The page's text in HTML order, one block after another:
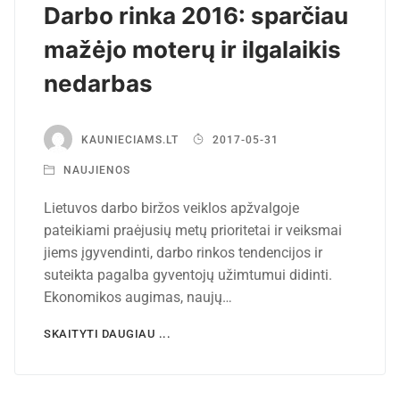
Darbo rinka 2016: sparčiau
mažėjo moterų ir ilgalaikis
nedarbas
KAUNIECIAMS.LT 2017-05-31
NAUJIENOS
Lietuvos darbo biržos veiklos apžvalgoje
pateikiami praėjusių metų prioritetai ir veiksmai
jiems įgyvendinti, darbo rinkos tendencijos ir
suteikta pagalba gyventojų užimtumui didinti.
Ekonomikos augimas, naujų…
SKAITYTI DAUGIAU ...